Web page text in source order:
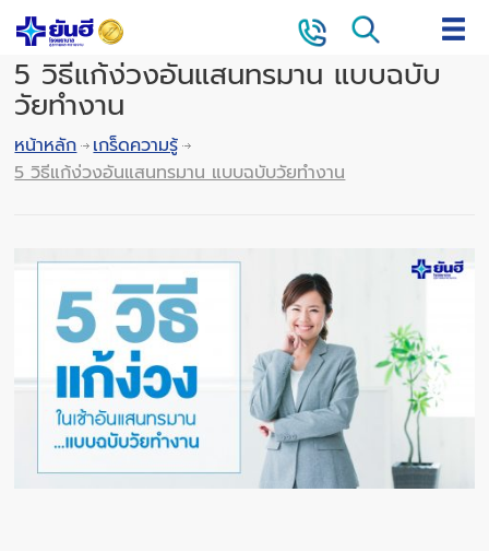
5 วิธีแก้ง่วงอันแสนทรมาน แบบฉบับ
วัยทำงาน
หน้าหลัก
เกร็ดความรู้
5 วิธีแก้ง่วงอันแสนทรมาน แบบฉบับวัยทำงาน